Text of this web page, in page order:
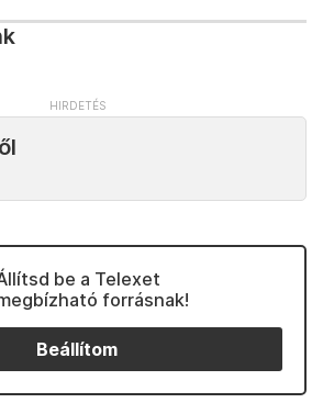
be a Telexet
forrásnak!
Beállítom